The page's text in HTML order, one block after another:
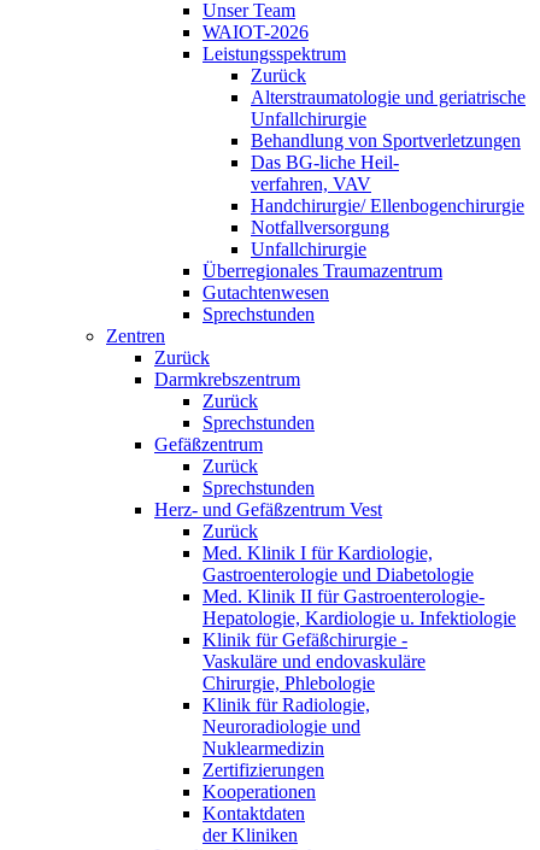
Unser Team
WAIOT-2026
Leistungsspektrum
Zurück
Alterstraumatologie und geriatrische
Unfallchirurgie
Behandlung von Sportverletzungen
Das BG-liche Heil-
verfahren, VAV
Handchirurgie/ Ellenbogenchirurgie
Notfallversorgung
Unfallchirurgie
Überregionales Traumazentrum
Gutachtenwesen
Sprechstunden
Zentren
Zurück
Darmkrebszentrum
Zurück
Sprechstunden
Gefäßzentrum
Zurück
Sprechstunden
Herz- und Gefäßzentrum Vest
Zurück
Med. Klinik I für Kardiologie,
Gastroenterologie und Diabetologie
Med. Klinik II für Gastroenterologie-
Hepatologie, Kardiologie u. Infektiologie
Klinik für Gefäßchirurgie -
Vaskuläre und endovaskuläre
Chirurgie, Phlebologie
Klinik für Radiologie,
Neuroradiologie und
Nuklearmedizin
Zertifizierungen
Kooperationen
Kontaktdaten
der Kliniken